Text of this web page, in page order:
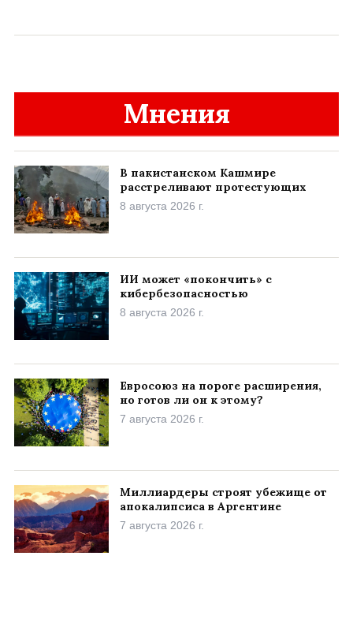
Мнения
В пакистанском Кашмире
расстреливают протестующих
8 августа 2026 г.
ИИ может «покончить» с
кибербезопасностью
8 августа 2026 г.
Евросоюз на пороге расширения,
но готов ли он к этому?
7 августа 2026 г.
Миллиардеры строят убежище от
апокалипсиса в Аргентине
7 августа 2026 г.